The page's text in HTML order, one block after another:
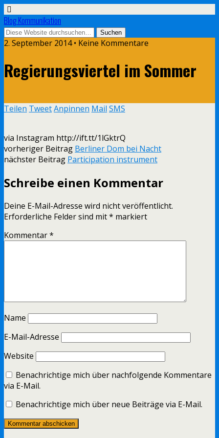
Blog Kommunikation
2. September 2014 • Keine Kommentare
Regierungsviertel im Sommer
Teilen TweetAnpinnen Mail SMS
via Instagram http://ift.tt/1lGktrQ
vorheriger Beitrag Berliner Dom bei Nacht
nächster Beitrag Participation instrument
Schreibe einen Kommentar
Deine E-Mail-Adresse wird nicht veröffentlicht.
Erforderliche Felder sind mit* markiert
Kommentar*
Name
E-Mail-Adresse
Website
Benachrichtige mich über nachfolgende Kommentare
via E-Mail.
Benachrichtige mich über neue Beiträge via E-Mail.